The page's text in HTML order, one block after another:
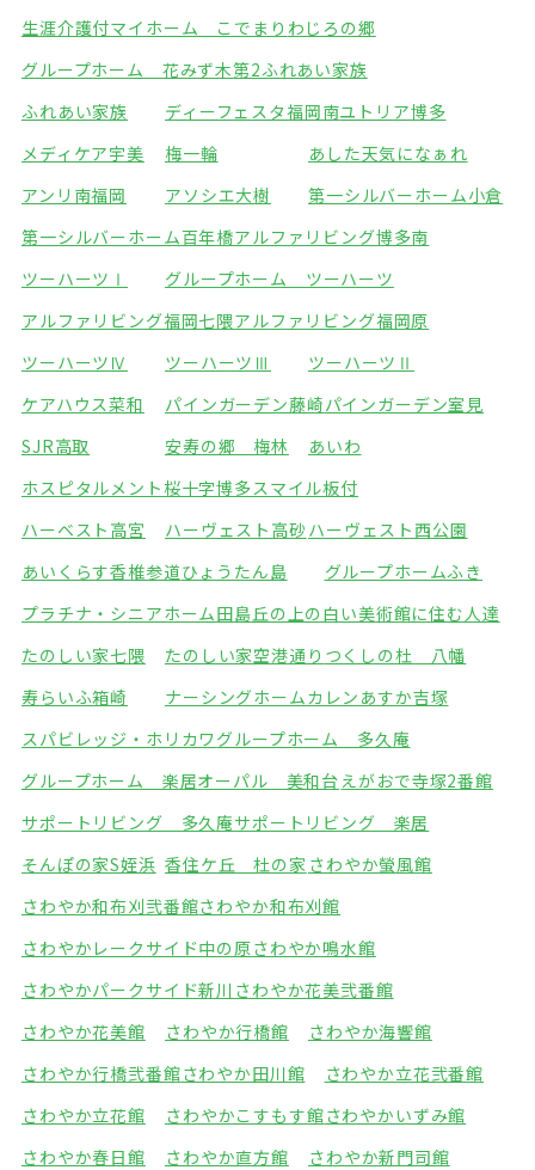
生涯介護付マイホーム こでまり わじろの郷
グループホーム 花みず木第2ふれあい家族
ふれあい家族
ディーフェスタ福岡南ユトリア博多
メディケア宇美
梅一輪
あした天気になぁれ
アンリ南福岡
アソシエ大樹
第一シルバーホーム小倉
第一シルバーホーム百年橋アルファリビング博多南
ツーハーツⅠ
グループホーム ツーハーツ
アルファリビング福岡七隈アルファリビング福岡原
ツーハーツⅣ
ツーハーツⅢ
ツーハーツⅡ
ケアハウス菜和
パインガーデン藤崎パインガーデン室見
SJR高取
安寿の郷 梅林
あいわ
ホスピタルメント桜十字博多スマイル板付
ハーベスト高宮
ハーヴェスト高砂 ハーヴェスト西公園
あいくらす香椎参道ひょうたん島
グループホームふき
プラチナ・シニアホーム田島丘の上の白い美術館に住む人達
たのしい家七隈
たのしい家空港通り つくしの杜 八幡
寿らいふ箱崎
ナーシングホームカレン あすか吉塚
スパビレッジ・ホリカワ グループホーム 多久庵
グループホーム 楽居オーパル 美和台 えがおで寺塚2番館
サポートリビング 多久庵サポートリビング 楽居
そんぽの家S姪浜 香住ケ丘 杜の家 さわやか螢風館
さわやか和布刈弐番館さわやか和布刈館
さわやかレークサイド中の原さわやか鳴水館
さわやかパークサイド新川 さわやか花美弐番館
さわやか花美館
さわやか行橋館
さわやか海響館
さわやか行橋弐番館さわやか田川館
さわやか立花弐番館
さわやか立花館
さわやかこすもす館さわやかいずみ館
さわやか春日館
さわやか直方館
さわやか新門司館